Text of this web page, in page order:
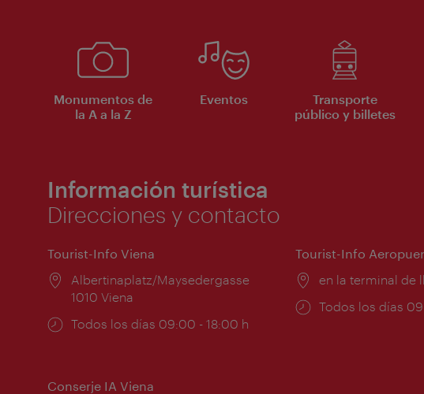
Monumentos de
la A a la Z
Eventos
Transporte
público y billetes
Información turística
Direcciones y contacto
Tourist-Info Viena
Lugar:
Albertinaplatz/Maysedergasse
1010 Viena
Horarios
Todos los días 09:00 - 18:00 h
Tourist-Info
Lugar:
en la terminal de
Horarios
Todos los días
Conserje IA Viena